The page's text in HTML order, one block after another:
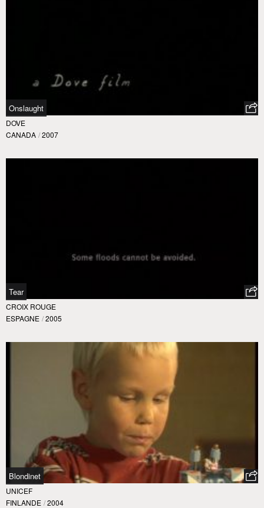
Onslaught
DOVE
CANADA / 2007
Tear
CROIX ROUGE
ESPAGNE / 2005
Blondinet
UNICEF
FINLANDE / 2004